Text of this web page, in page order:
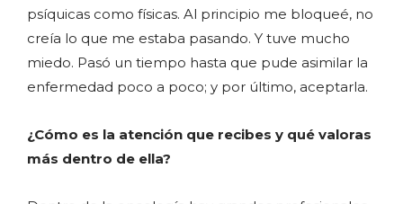
psíquicas como físicas. Al principio me bloqueé, no
creía lo que me estaba pasando. Y tuve mucho
miedo. Pasó un tiempo hasta que pude asimilar la
enfermedad poco a poco; y por último, aceptarla.
¿Cómo es la atención que recibes y qué valoras
más dentro de ella?